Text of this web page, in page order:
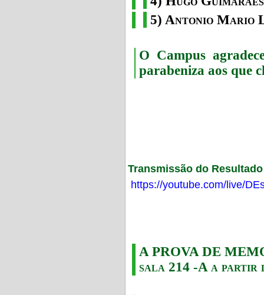
5) Antonio Mario
O Campus
parabeniza aos que
Transmissão do
https://youtube.com/live/
A PROVA DE
sala 214 -A a partir